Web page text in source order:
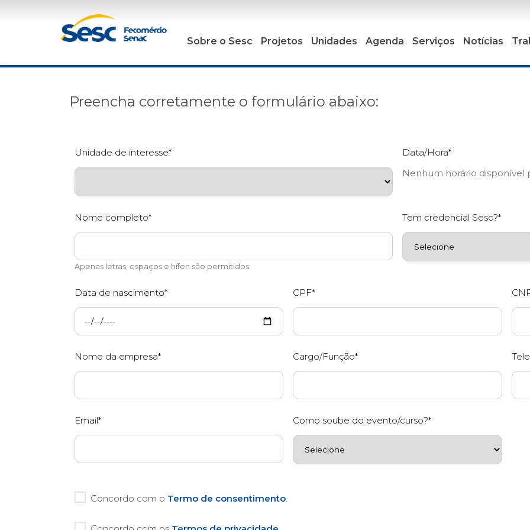
Sobre o Sesc Projetos Unidades Agenda Serviços Notícias
Preencha corretamente o formulário abaixo:
Unidade de interesse*
Data/Hora*
Nenhum horário disponível
Nome completo*
Apenas letras, espaços e hífen são permitidos.
Tem credencial Sesc?*
Data de nascimento* CPF*
Nome da empresa* Cargo/Função*
Email* Como soube do evento/curso?*
Concordo com o Termo de consentimento.